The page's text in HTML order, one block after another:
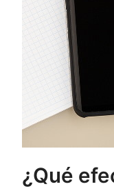
¿Qué